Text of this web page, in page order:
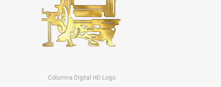
Columna Digital HD Logo